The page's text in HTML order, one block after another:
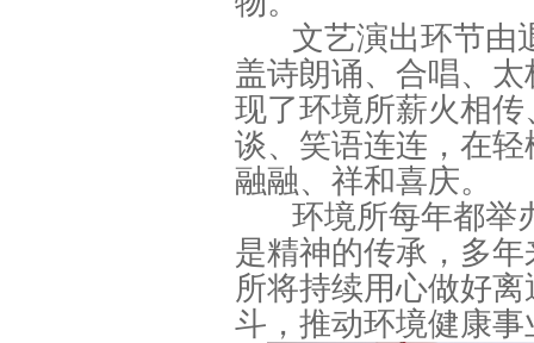
文艺演出环节由
盖诗朗诵、合唱、
现了环境所薪火相
谈、笑语连连，在
融融、祥和喜庆。
环境所每年都举
是精神的传承，多
所将持续用心做好
斗，推动环境健康